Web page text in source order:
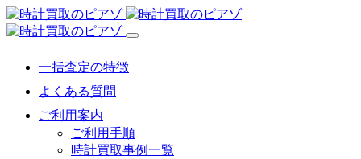
一括査定の特徴
よくある質問
ご利用案内
ご利用手順
時計買取事例一覧